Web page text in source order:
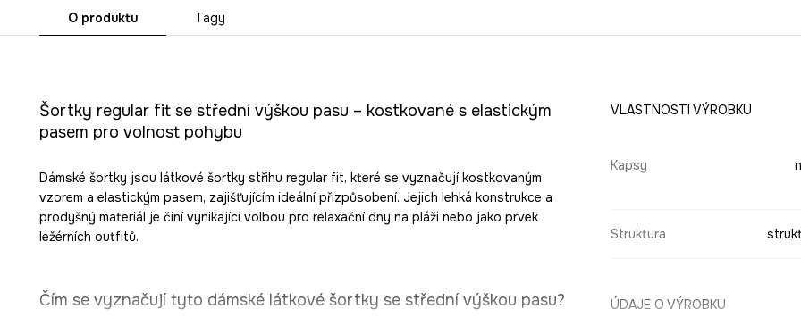
O produktu Tagy
Šortky regular fit se střední výškou pasu – kostkované s elastickým
pasem pro volnost pohybu
Dámské šortky jsou látkové šortky střihu regular fit, které se vyznačují kostkovaným
vzorem a elastickým pasem, zajišťujícím ideální přizpůsobení. Jejich lehká konstrukce a
prodyšný materiál je činí vynikající volbou pro relaxační dny na pláži nebo jako prvek
ležérních outfitů.
Čím se vyznačují tyto dámské látkové šortky se střední výškou pasu?
VLASTNOSTI VÝROBKU
Kapsy
Struktura
ÚDAJE O VÝROBKU